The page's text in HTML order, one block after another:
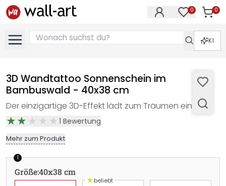
0 0
KI
3D Wandtattoo Sonnenschein im
Bambuswald - 40x38 cm
Der einzigartige 3D-Effekt lädt zum Träumen ein!
1 Bewertung
Mehr zum Produkt
1
Größe:40x38 cm
★beliebt